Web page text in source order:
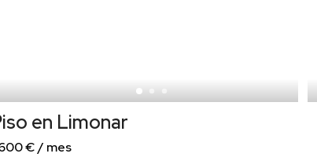
en Limonar
€ / mes